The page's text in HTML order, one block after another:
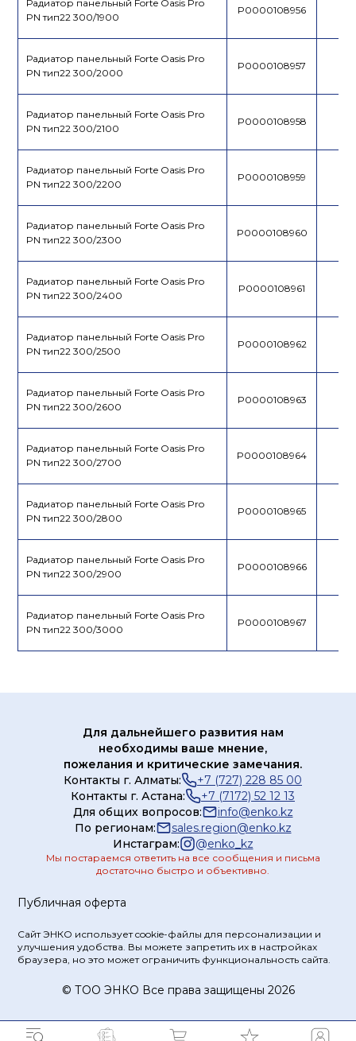
Радиатор панельный Forte Oasis Pro
PN тип22 300/1900
P0000108956
Радиатор панельный Forte Oasis Pro
PN тип22 300/2000
P0000108957
Радиатор панельный Forte Oasis Pro
PN тип22 300/2100
P0000108958
Радиатор панельный Forte Oasis Pro
PN тип22 300/2200
P0000108959
Радиатор панельный Forte Oasis Pro
PN тип22 300/2300
P0000108960
Радиатор панельный Forte Oasis Pro
PN тип22 300/2400
P0000108961
Радиатор панельный Forte Oasis Pro
PN тип22 300/2500
P0000108962
Радиатор панельный Forte Oasis Pro
PN тип22 300/2600
P0000108963
Радиатор панельный Forte Oasis Pro
PN тип22 300/2700
P0000108964
Радиатор панельный Forte Oasis Pro
PN тип22 300/2800
P0000108965
Радиатор панельный Forte Oasis Pro
PN тип22 300/2900
P0000108966
Радиатор панельный Forte Oasis Pro
PN тип22 300/3000
P0000108967
Публичная оферта
Сайт ЭНКО использует cookie-файлы для персонализации и
улучшения удобства. Вы можете запретить их в настройках
браузера, но это может ограничить функциональность сайта.
© ТOO ЭНКО Все права защищены 2026
Для дальнейшего развития нам
необходимы ваше мнение,
пожелания и критические замечания.
Контакты г. Алматы:
+7 (727) 228 85 00
Контакты г. Астана:
+7 (7172) 52 12 13
Для общих вопросов:
info@enko.kz
По регионам:
sales.region@enko.kz
Инстаграм:
@enko_kz
Мы постараемся ответить на все сообщения и письма
достаточно быстро и объективно.